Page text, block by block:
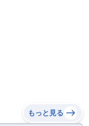
もっと見る